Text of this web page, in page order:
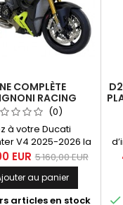
COMPLÈTE
RACING
V4
| INOX-TITANE-
CARBONE
(0)
à votre Ducati
V4 2025-2026 la
Termignoni
en Inox-Titane-
Un échappement
les performances
EUR 5 160,00 EUR
au panier
articles en stock 